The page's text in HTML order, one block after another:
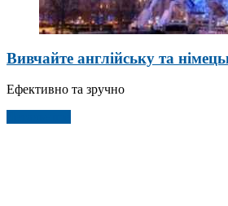
Вивчайте англійську та
Ефективно та зручно